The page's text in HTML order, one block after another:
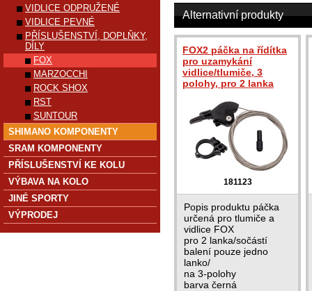
Alternativní produkty
FOX2 páčka na řídítka
pro uzamykání
vidlice/tlumiče, 3
polohy, pro 2 lanka
181123
Popis produktu páčka
určená pro tlumiče a
vidlice FOX
pro 2 lanka/sočástí
balení pouze jedno
lanko/
na 3-polohy
barva černá
VIDLICE ODPRUŽENÉ
VIDLICE PEVNÉ
PŘÍSLUŠENSTVÍ, DOPLŇKY,
DÍLY
FOX
MARZOCCHI
ROCK SHOX
RST
SUNTOUR
SHIMANO KOMPONENTY
SRAM KOMPONENTY
PŘÍSLUŠENSTVÍ KE KOLU
VÝBAVA NA KOLO
JINÉ SPORTY
VÝPRODEJ